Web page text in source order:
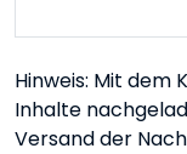
Hinweis: Mit dem
Inhalte
Versand der